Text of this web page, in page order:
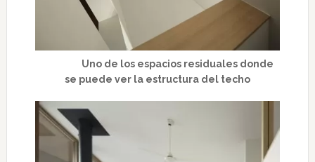
Uno de los espacios residuales donde
se puede ver la estructura del techo